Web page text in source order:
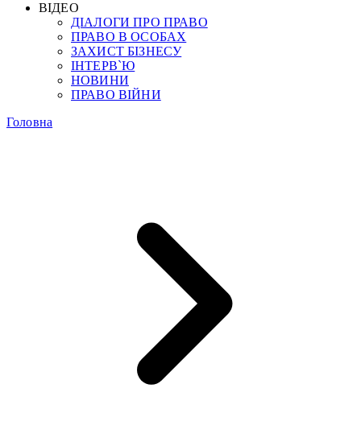
ВІДЕО
ДІАЛОГИ ПРО ПРАВО
ПРАВО В ОСОБАХ
ЗАХИСТ БІЗНЕСУ
ІНТЕРВ`Ю
НОВИНИ
ПРАВО ВІЙНИ
Головна